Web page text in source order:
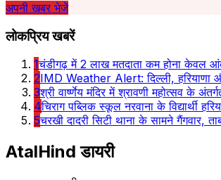
अपनी खबर भेजें
लोकप्रिय खबरें
1चंडीगढ़ में 2 लाख मतदाता कम होना केवल
2IMD Weather Alert: दिल्ली, हरियाणा
3श्री वार्ष्णेय मंदिर में श्रावणी महोत्सव के
4चिराग पब्लिक स्कूल नरवाना के विद्यार्थी
5चरखी दादरी सिटी थाना के सामने गैंगवार,
AtalHind डायरी